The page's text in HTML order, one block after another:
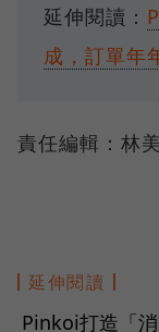
延伸閱讀：
成，訂單年
責任編輯：林
延伸閱讀
Pinkoi打造「